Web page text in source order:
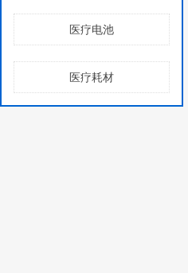
医疗电池
医疗耗材